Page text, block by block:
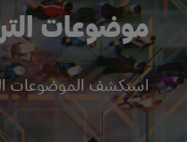
موضوعات
استكشف الموضوعات